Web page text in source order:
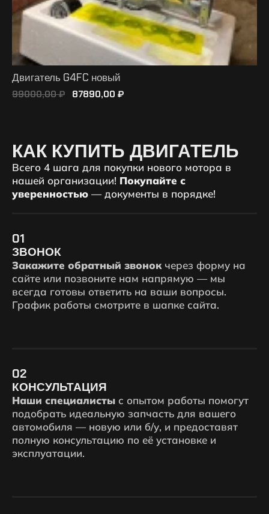
Двигатель G4FC новый
99000,00₽ 87890,00 ₽
КАК КУПИТЬ ДВИГАТЕЛЬ
Всего 4 шага для покупки нового мотора в
нашей организации! Покупайте с
уверенностью — документы в порядке!
01
ЗВОНОК
Закажите обратный звонокчерез форму на
сайте или позвоните нам напрямую — мы
всегда готовы ответить на ваши вопросы.
График работы смотрите в шапке сайта.
02
КОНСУЛЬТАЦИЯ
Наши специалисты с опытом работы помогут
подобрать идеальную запчасть для вашего
автомобиля — новую или б/у, и предоставят
полную консультацию по её установке и
эксплуатации.